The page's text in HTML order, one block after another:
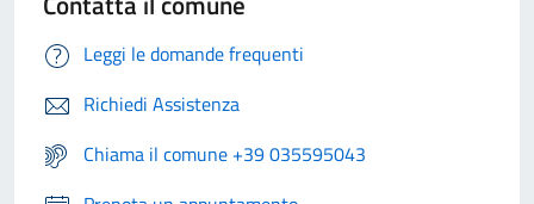
Leggi le domande frequenti
Richiedi Assistenza
Chiama il comune +39 035595043